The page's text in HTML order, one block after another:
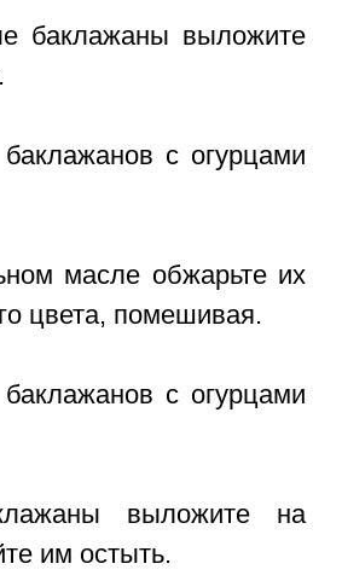
баклажаны выложите
масле обжарьте их
цвета, помешивая.
выложите на
им остыть.